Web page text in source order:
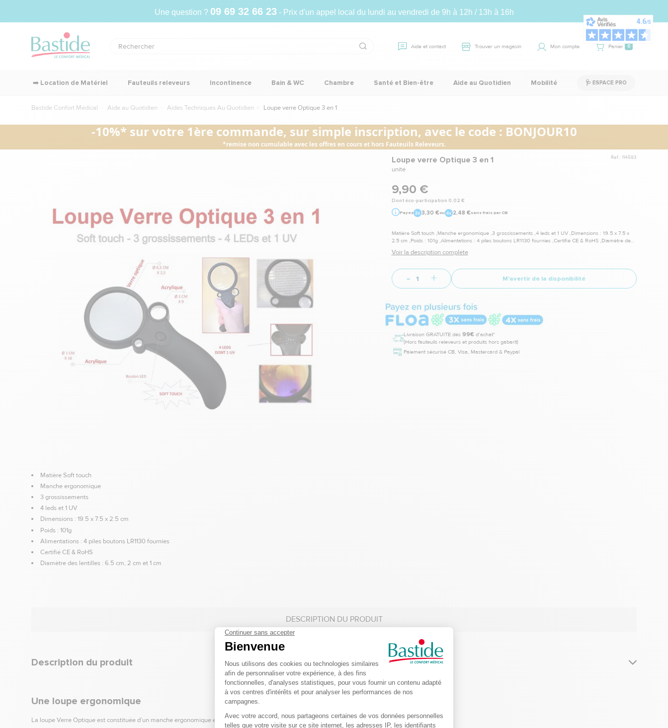
Une question ? 09 69 32 66 23- Prix d'un appel local du lundi au vendredi de 9h à 12h / 13h à 16h
Aide et contact Trouver un magasin Mon compte Panier 0
➡️ Location de Matériel Fauteuils releveurs Incontinence Bain & WC Chambre Santé et Bien-être Aide au Quotidien Mobilité 🩺 ESPACE PRO
Bastide Confort Médical Aide au Quotidien Aides Techniques Au Quotidien Loupe verre Optique 3 en 1
-10%* sur votre 1ère commande, sur simple inscription, avec le code : BONJOUR10
*remise non cumulable avec les offres en cours et hors Fauteuils Releveurs.
Matière Soft touch
Manche ergonomique
3 grossissements
4 leds et 1 UV
Dimensions : 19.5 x 7.5 x 2.5 cm
Poids : 101g
Alimentations : 4 piles boutons LR1130 fournies
Certifié CE & RoHS
Diamètre des lentilles : 6.5 cm, 2 cm et 1 cm
Loupe verre Optique 3 en 1
unité
Ref.: 114593
9,90 €
Dont éco-participation 0,02 €
Payez 3,30 €ou 2,48 €sans frais par CB
Matière Soft touch ,Manche ergonomique ,3 grossissements ,4 leds et 1 UV ,Dimensions : 19.5 x 7.5 x
2.5 cm ,Poids : 101g ,Alimentations : 4 piles boutons LR1130 fournies ,Certifié CE & RoHS ,Diamètre des
Voir la description complète
- + M'avertir de la disponibilité
Livraison GRATUITE dès99€ d’achat*
(Hors fauteuils releveurs et produits hors gabarit)
Paiement sécurisé CB, Visa, Mastercard & Paypal
DESCRIPTION DU PRODUIT
Description du produit
Une loupe ergonomique
La loupe Verre Optique est constituée d’un manche ergonomique et d’une matière soft touch pour une prise en main facile et pratique.